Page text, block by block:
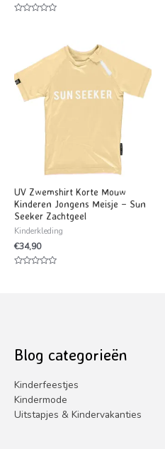
UV Zwemshirt Korte Mouw
Kinderen Jongens Meisje – Sun
Seeker Zachtgeel
Kinderkleding
€34,90
Blog categorieën
Kinderfeestjes
Kindermode
Uitstapjes & Kindervakanties